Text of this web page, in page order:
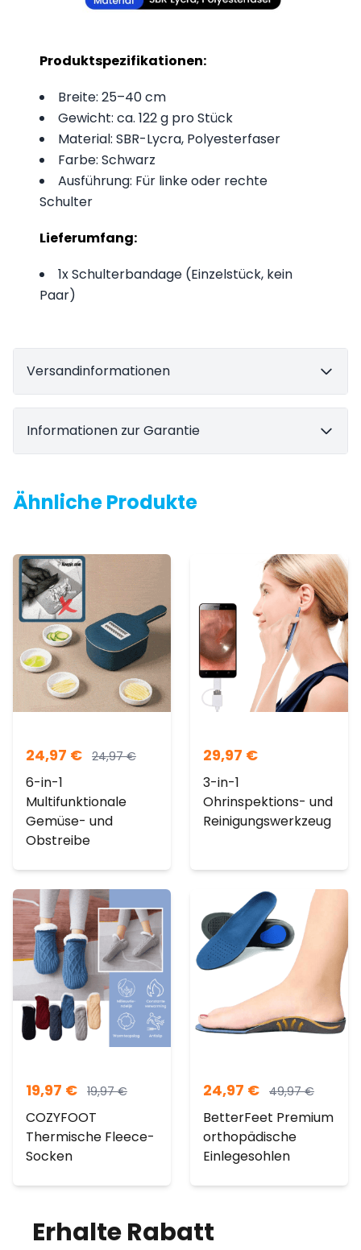
Produktspezifikationen:
Breite: 25–40 cm
Gewicht: ca. 122 g pro Stück
Material: SBR-Lycra, Polyesterfaser
Farbe: Schwarz
Ausführung: Für linke oder rechte
Schulter
Lieferumfang:
1x Schulterbandage (Einzelstück, kein
Paar)
Versandinformationen
Informationen zur Garantie
Ähnliche Produkte
24,97 € 24,97€
6-in-1
Multifunktionale
Gemüse- und
Obstreibe
29,97 €
3-in-1
Ohrinspektions- und
Reinigungswerkzeug
19,97 € 19,97€
COZYFOOT
Thermische Fleece-
Socken
24,97 € 49,97€
BetterFeet Premium
orthopädische
Einlegesohlen
Erhalte Rabatt